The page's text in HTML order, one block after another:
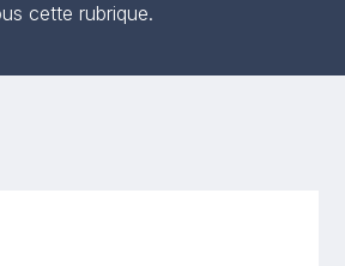
cette rubrique.